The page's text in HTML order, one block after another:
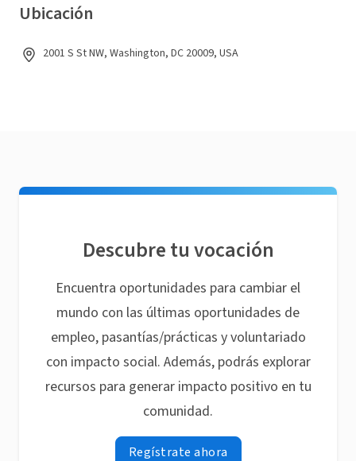
Ubicación
2001 S St NW, Washington, DC 20009, USA
Descubre tu vocación
Encuentra oportunidades para cambiar el
mundo con las últimas oportunidades de
empleo, pasantías/prácticas y voluntariado
con impacto social. Además, podrás explorar
recursos para generar impacto positivo en tu
comunidad.
Regístrate ahora